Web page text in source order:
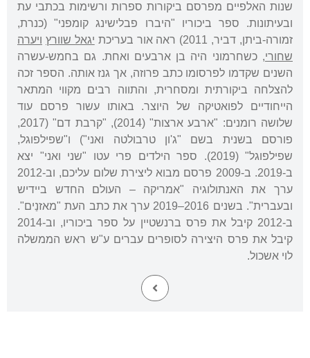
שנות האלפיים מפרסם ביקורות ספרות ורשימות בכתבי עת
ובעיתונות. ספר ביכוריו "היברו פבלישינג קומפני" (כנרת,
זמורה-ביתן, דביר, 2011) ראה אור בעריכת
יגאל שוורץ ויערה
שחורי, כשחרמוני היה בן ארבעים ואחת. גם בחמש-עשרה
השנים שקדמו לפרסומו כתב פרוזה, אך גנז אותה. הספר זכה
להצלחה ביקורתית ומסחרית, והתווה רבים מקווי המתאר
הייחודיים לפואטיקה של היוצר. באותו עשור פרסם עוד
שלושה רומנים: "ארבע ארצות" (2014), "קרבת דם" (2017,
פורסם בשנית בשם "ג'ון טרבולטה ואני") ו"שפילפוגל,
שפילפוגל" (2019). ספר הילדים פרי עטו "שני ואני" יצא
ב-2019. ב-2009 פרסם מבוא ליצירת שלום עליכם, וב-2012
ערך את האנתולוגיה "אמריקה – העולם החדש ביידיש
ובעברית". בשנים 2016–2019 ערך את כתב העת "מאזנַים".
ב-2012 קיבל את פרס ברנשטיין על ספר ביכוריו, וב-2014
קיבל את פרס היצירה לסופרים עברים ע"ש ראש הממשלה
לוי אשכול.